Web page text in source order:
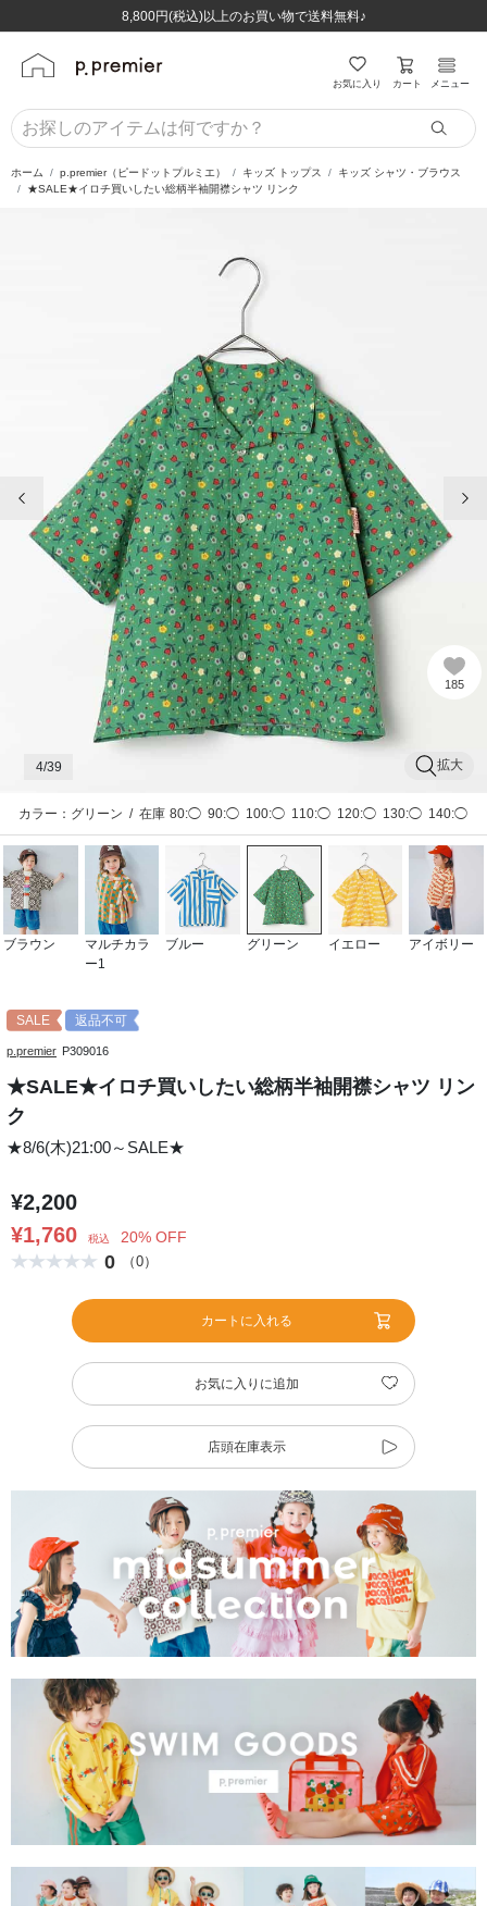
8,800円(税込)以上のお買い物で送料無料♪
ほぼ全品半額！！8/12(水)お昼12:59まで！！
8,800円(税込)以上のお買い物で送料無料♪
ほぼ全品半額！！8/12(水)お昼12:59まで！！
お気に入り カート メニュー
ホーム p.premier（ピードットプルミエ） キッズ トップス
キッズ シャツ・ブラウス
★SALE★イロチ買いしたい総柄半袖開襟シャツ リンク
前の画像
185
拡大
4/39
カラー：グリーン / 在庫 80:◯ 90:◯ 100:◯ 110:◯ 120:◯ 130:◯ 140:◯
ブラウン
マルチカラ
ー1
ブルー グリーン イエロー アイボリー
SALE 返品不可
p.premier P309016
★SALE★イロチ買いしたい総柄半袖開襟シャツ リン
ク
★8/6(木)21:00～SALE★
¥2,200
¥1,760
税込 20% OFF
0 （0）
カートに入れる
お気に入りに追加
店頭在庫表示